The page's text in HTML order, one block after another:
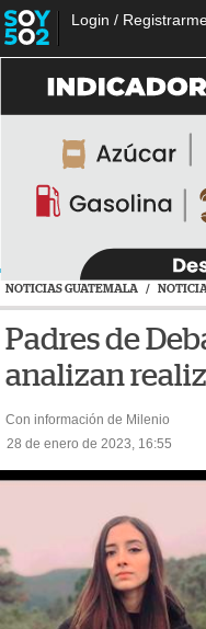
Login /
NOTICIAS GUATEMALA /
Padres de
analizan
Con información de Milenio
28 de enero de 2023, 16:55